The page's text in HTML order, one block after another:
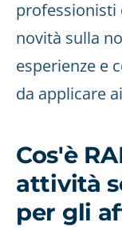
professionisti
novità sulla
esperienze e
da applicare
Cos'è
attività
per gli